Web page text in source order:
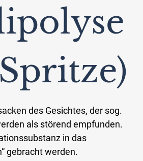
des Gesichtes, der sog.
als störend empfunden.
in das
gebracht werden.